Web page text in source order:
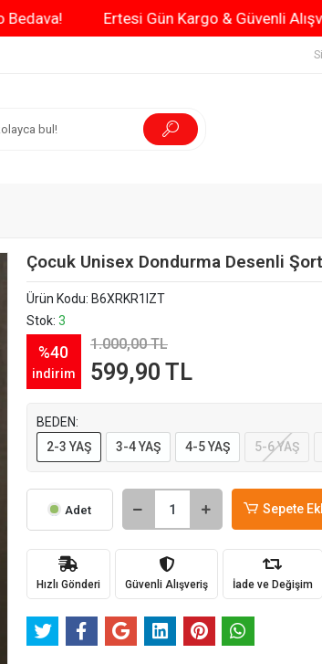
Kargo Bedava! Ertesi Gün Kargo &
Çocuk Unisex Dondurma Desenli
Ürün Kodu: B6XRKR1IZT
Stok: 3
%40
indirim
1.000,00 TL
599,90 TL
BEDEN:
2-3 YAŞ
3-4 YAŞ 4-5 YAŞ 5-6 YAŞ
Adet Sepete
Hızlı Gönderi Güvenli Alışveriş İade ve Değişim